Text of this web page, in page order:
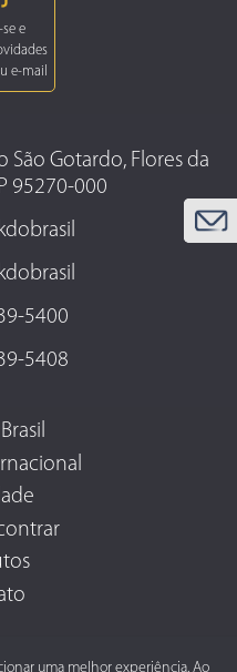
uma melhor experiência. Ao
São Gotardo, Flores da
95270-000
5400
5408